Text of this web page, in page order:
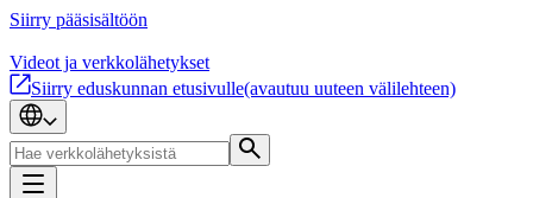
Siirry pääsisältöön
Videot ja verkkolähetykset
Siirry eduskunnan etusivulle(avautuu uuteen välilehteen)